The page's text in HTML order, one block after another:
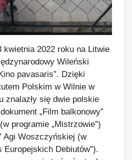
kwietnia 2022 roku na Litwie
Wileński
pavasaris”. Dzięki
Polskim w Wilnie w
znalazły się dwie polskie
„Film balkonowy”
programie „Mistrzowie”)
Agi Woszczyńskiej (w
Europejskich Debiutów”).